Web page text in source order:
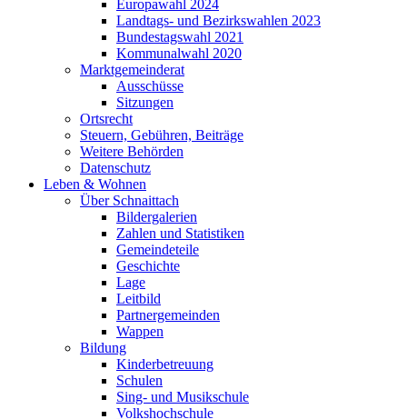
Europawahl 2024
Landtags- und Bezirkswahlen 2023
Bundestagswahl 2021
Kommunalwahl 2020
Marktgemeinderat
Ausschüsse
Sitzungen
Ortsrecht
Steuern, Gebühren, Beiträge
Weitere Behörden
Datenschutz
Leben & Wohnen
Über Schnaittach
Bildergalerien
Zahlen und Statistiken
Gemeindeteile
Geschichte
Lage
Leitbild
Partnergemeinden
Wappen
Bildung
Kinderbetreuung
Schulen
Sing- und Musikschule
Volkshochschule